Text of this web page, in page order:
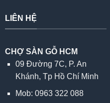
LIÊN HỆ
CHỢ SÀN GỖ HCM
09 Đường 7C, P. An
Khánh, Tp Hồ Chí Minh
Mob: 0963 322 088